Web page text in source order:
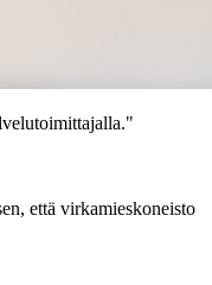
että virkamieskoneisto